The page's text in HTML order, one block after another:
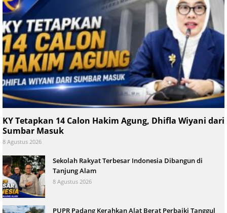
KY Tetapkan 14 Calon Hakim Agung, Dhifla Wiyani dari
Sumbar Masuk
8 Agustus 2026
Sekolah Rakyat Terbesar Indonesia Dibangun di
Tanjung Alam
8 Agustus 2026
PUPR Padang Kerahkan Alat Berat Perbaiki Tanggul